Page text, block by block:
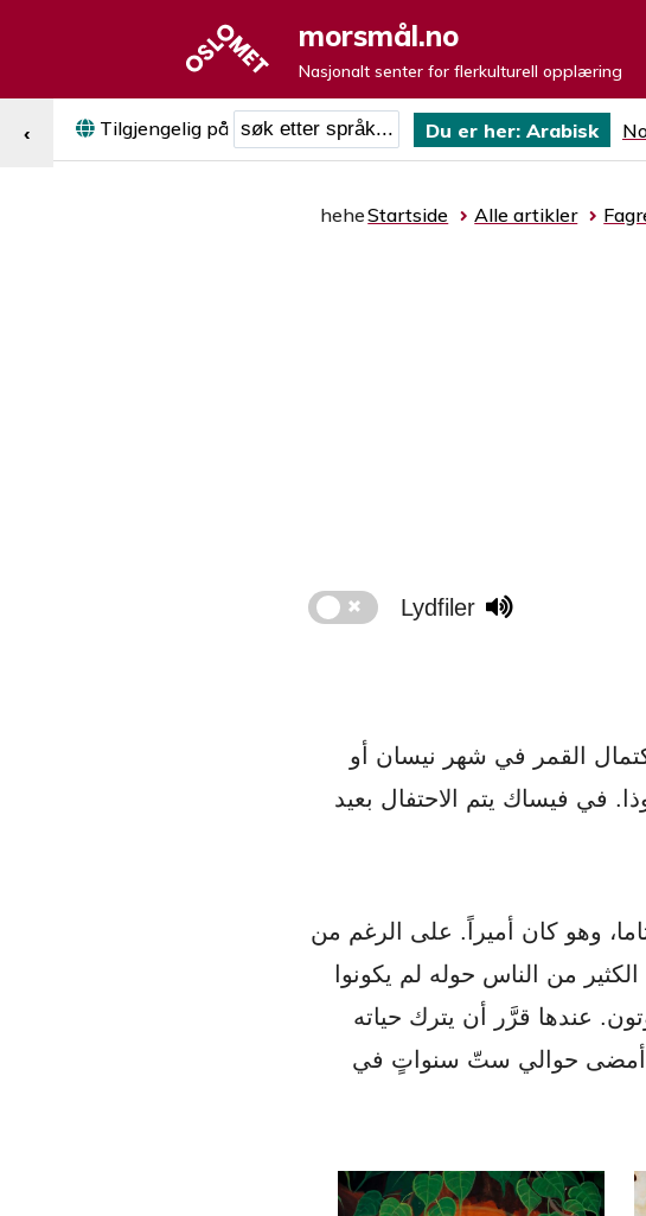
morsmål.no
Nasjonalt senter for flerkulturell opplæring
Tilgjengelig på Søk etter språk
Du er her: Arabisk
‹
heheStartside Alle artikler
Lydfiler
القمر في شهر نيسان أو
في فيساك يتم الاحتفال بعيد
غاوتاما، وهو كان أميراً. على الرغم من
من الناس حوله لم يكونوا
عندها قرَّر أن يترك حياته
أمضى حوالي ستّ سنواتٍ في